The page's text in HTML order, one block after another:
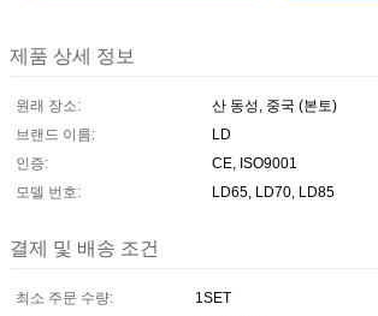
제품 상세 정보
원래 장소:
산 동성, 중국 (본토)
브랜드 이름:
LD
인증:
CE, ISO9001
모델 번호:
LD65, LD70, LD85
결제 및 배송 조건
최소 주문 수량:
1SET